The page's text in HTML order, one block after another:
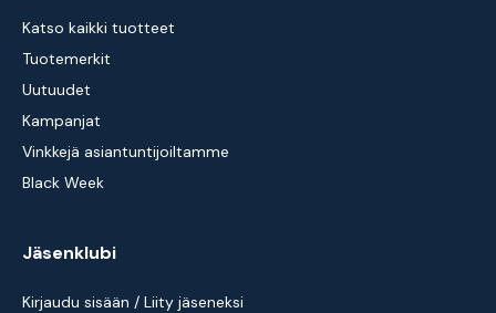
Katso kaikki tuotteet
Tuotemerkit
Uutuudet
Kampanjat
Vinkkejä asiantuntijoiltamme
Black Week
Jäsenklubi
Kirjaudu sisään / Liity jäseneksi